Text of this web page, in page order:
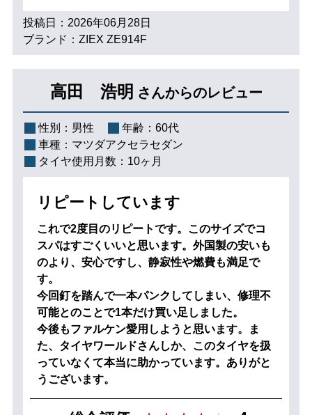
投稿日：2026年06月28日
ブランド：ZIEX ZE914F
高田 浩明 さんからのレビュー
性別： 男性 年齢： 60代
車種： マツダアクセラセダン
タイヤ使用月数： 10ヶ月
リピートしています
これで2度目のリピートです。このサイズでコ
スパはすごくいいと思います。外国製の安いも
のより、安心ですし、静寂性や燃費も満足で
す。
今回釘を踏んで一本パンクしてしまい、修理不
可能とのことで1本だけ買い足しました。
今後もファルケン愛用しようと思います。ま
た、タイヤワールドさんしか、このタイヤを扱
っていなくて本当に助かっています。ありがと
うございます。